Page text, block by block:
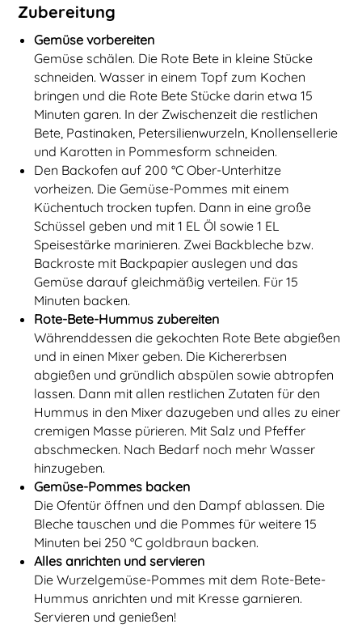
Zubereitung
Gemüse vorbereiten
Gemüse schälen. Die Rote Bete in kleine Stücke
schneiden. Wasser in einem Topf zum Kochen
bringen und die Rote Bete Stücke darin etwa 15
Minuten garen. In der Zwischenzeit die restlichen
Bete, Pastinaken, Petersilienwurzeln, Knollensellerie
und Karotten in Pommesform schneiden.
Den Backofen auf 200 °C Ober-Unterhitze
vorheizen. Die Gemüse-Pommes mit einem
Küchentuch trocken tupfen. Dann in eine große
Schüssel geben und mit 1 EL Öl sowie 1 EL
Speisestärke marinieren. Zwei Backbleche bzw.
Backroste mit Backpapier auslegen und das
Gemüse darauf gleichmäßig verteilen. Für 15
Minuten backen.
Rote-Bete-Hummus zubereiten
Währenddessen die gekochten Rote Bete abgießen
und in einen Mixer geben. Die Kichererbsen
abgießen und gründlich abspülen sowie abtropfen
lassen. Dann mit allen restlichen Zutaten für den
Hummus in den Mixer dazugeben und alles zu einer
cremigen Masse pürieren. Mit Salz und Pfeffer
abschmecken. Nach Bedarf noch mehr Wasser
hinzugeben.
Gemüse-Pommes backen
Die Ofentür öffnen und den Dampf ablassen. Die
Bleche tauschen und die Pommes für weitere 15
Minuten bei 250 °C goldbraun backen.
Alles anrichten und servieren
Die Wurzelgemüse-Pommes mit dem Rote-Bete-
Hummus anrichten und mit Kresse garnieren.
Servieren und genießen!